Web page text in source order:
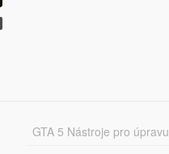
GTA 5 Nástroje pro úpravu